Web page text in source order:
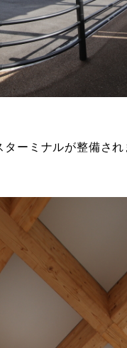
ーミナルが整備さ